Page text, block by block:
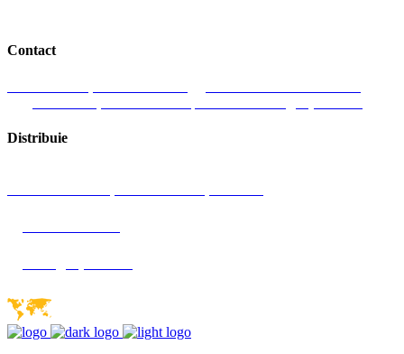
Contact
Distribuie